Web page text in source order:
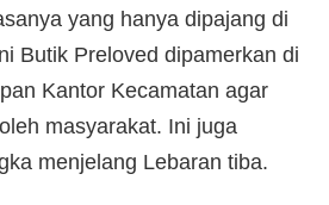
yang hanya dipajang di
Butik Preloved dipamerkan di
Kantor Kecamatan agar
masyarakat. Ini juga
menjelang Lebaran tiba.